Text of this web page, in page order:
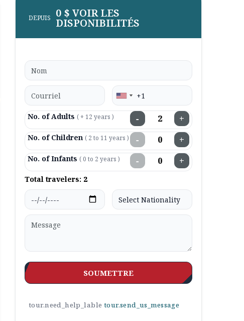
DEPUIS 0 $ VOIR LES
DISPONIBILITÉS
No. of Adults ( + 12 years ) − +
No. of Children ( 2 to 11 years ) − +
No. of Infants ( 0 to 2 years ) − +
Total travelers: 2
SOUMETTRE
tour.need_help_lable tour.send_us_message